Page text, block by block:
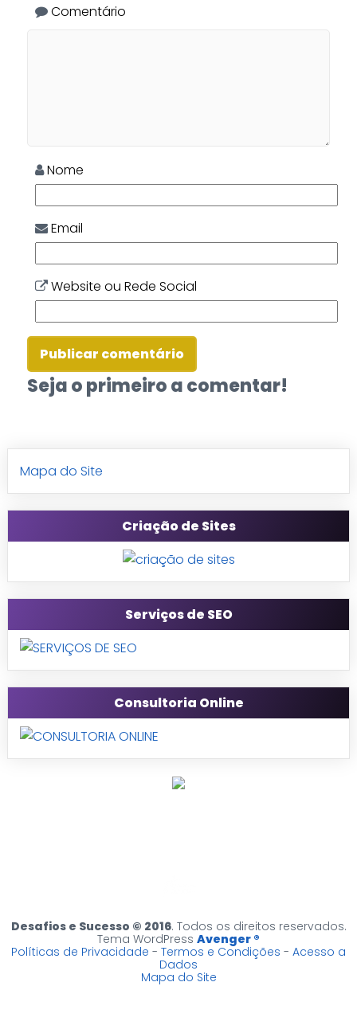
Comentário
Nome
Email
Website ou Rede Social
Seja o primeiro a comentar!
Mapa do Site
Criação de Sites
Serviços de SEO
Consultoria Online
Desafios e Sucesso © 2016. Todos os direitos reservados.
Tema WordPress Avenger ®
Políticas de Privacidade - Termos e Condições - Acesso a
Dados
Mapa do Site